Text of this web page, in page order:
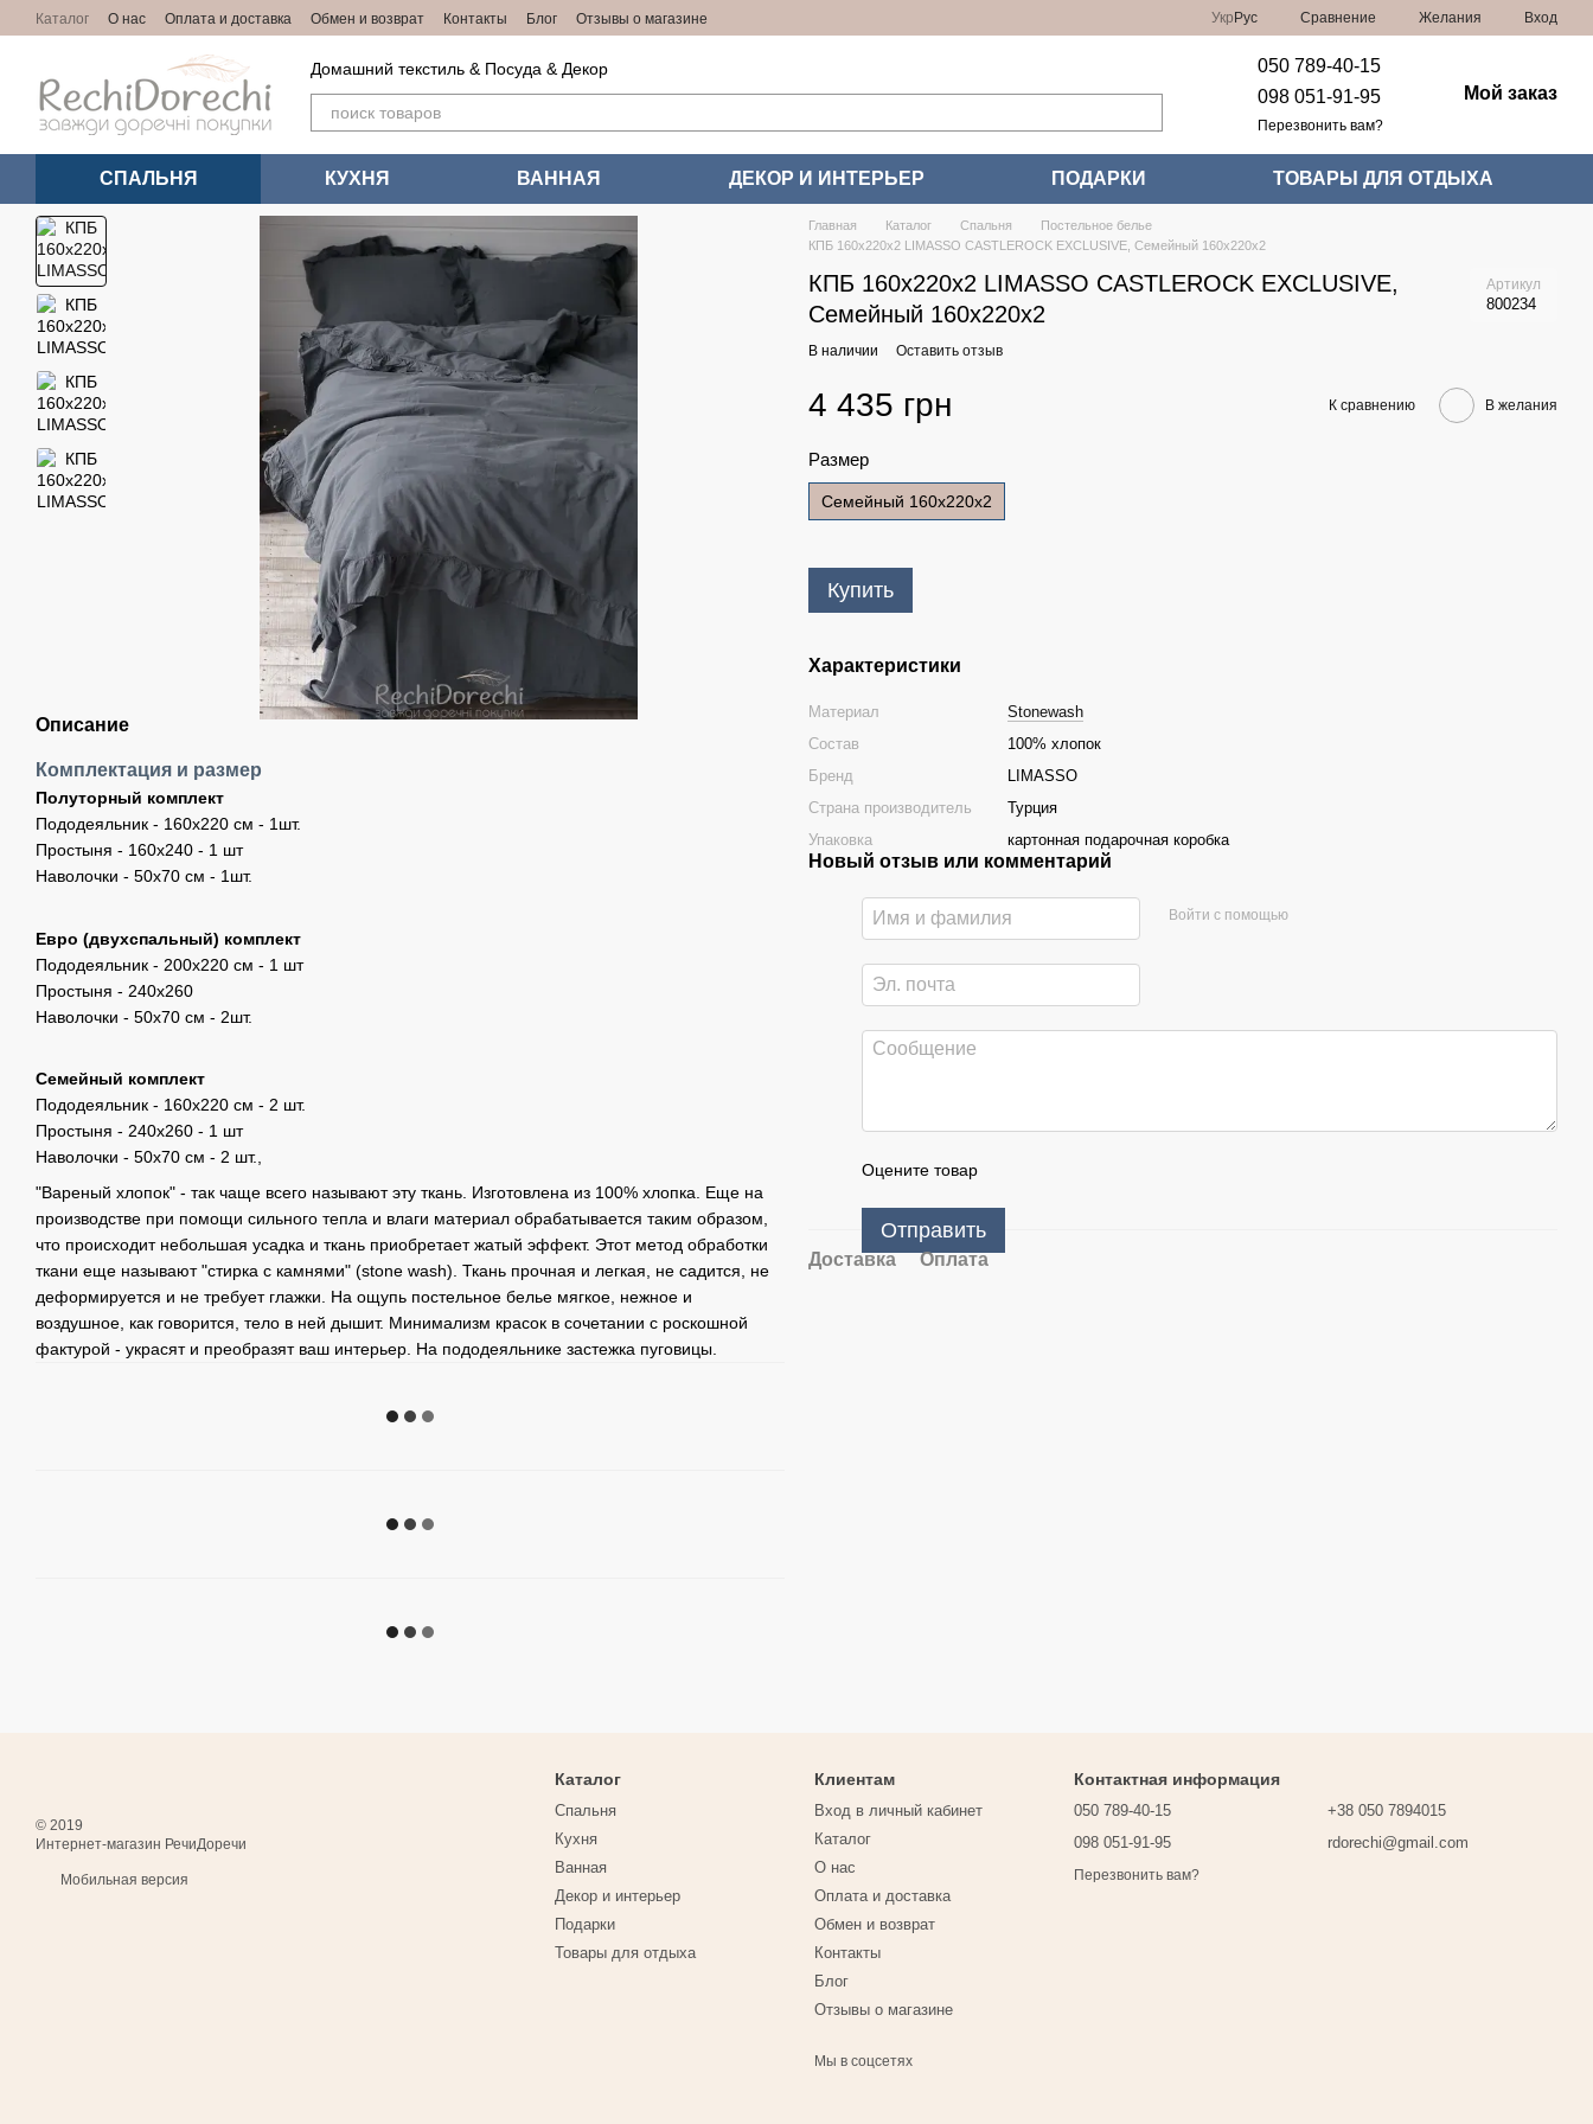
Перейти к основному контенту
Каталог О нас Оплата и доставка Обмен и возврат Контакты Блог Отзывы о магазине Укр Рус Сравнение Желания Вход
Домашний текстиль & Посуда & Декор
050 789-40-15
098 051-91-95
Перезвонить вам?
Мой заказ
СПАЛЬНЯ КУХНЯ ВАННАЯ ДЕКОР И ИНТЕРЬЕР ПОДАРКИ ТОВАРЫ ДЛЯ ОТДЫХА
Описание
Комплектация и размер
Полуторный комплект
Пододеяльник - 160х220 см - 1шт.
Простыня - 160х240 - 1 шт
Наволочки - 50х70 см - 1шт.
Евро (двухспальный) комплект
Пододеяльник - 200х220 см - 1 шт
Простыня - 240х260
Наволочки - 50х70 см - 2шт.
Семейный комплект
Пододеяльник - 160х220 см - 2 шт.
Простыня - 240х260 - 1 шт
​​Наволочки - 50х70 см - 2 шт.,
"Вареный хлопок" - так чаще всего называют эту ткань. Изготовлена из 100% хлопка. Еще на
производстве при помощи сильного тепла и влаги материал обрабатывается таким образом,
что происходит небольшая усадка и ткань приобретает жатый эффект. Этот метод обработки
ткани еще называют "стирка с камнями" (stone wash). Ткань прочная и легкая, не садится, не
деформируется и не требует глажки. На ощупь постельное белье мягкое, нежное и
воздушное, как говорится, тело в ней дышит. Минимализм красок в сочетании с роскошной
фактурой - украсят и преобразят ваш интерьер. На пододеяльнике застежка пуговицы.
Главная Каталог Спальня
Постельное белье
КПБ 160x220x2 LIMASSO CASTLEROCK EXCLUSIVE, Семейный 160x220x2
КПБ 160x220x2 LIMASSO CASTLEROCK EXCLUSIVE,
Семейный 160x220x2
Артикул
800234
В наличии Оставить отзыв
4 435 грн К сравнению В желания
Размер
Семейный 160x220x2
Купить
Характеристики
Материал
Stonewash
Состав
100% хлопок
Бренд
LIMASSO
Страна производитель
Турция
Упаковка
картонная подарочная коробка
Новый отзыв или комментарий
Войти с помощью
Оцените товар
Отправить
Доставка Оплата
© 2019
Интернет-магазин РечиДоречи
Мобильная версия
Каталог
Спальня
Кухня
Ванная
Декор и интерьер
Подарки
Товары для отдыха
Клиентам
Вход в личный кабинет
Каталог
О нас
Оплата и доставка
Обмен и возврат
Контакты
Блог
Отзывы о магазине
Мы в соцсетях
Контактная информация
050 789-40-15
098 051-91-95
Перезвонить вам?
+38 050 7894015
rdorechi@gmail.com